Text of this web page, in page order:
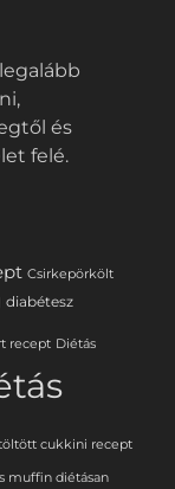
és
felé.
Csirkepörkölt
diabétesz
recept Diétás
cukkini recept
muffin diétásan